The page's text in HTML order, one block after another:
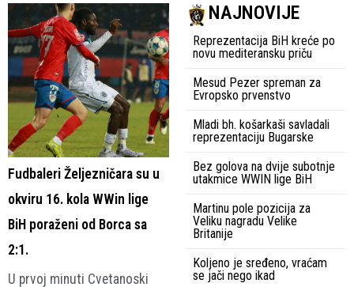
Fudbaleri Željezničara su u
okviru 16. kola WWin lige
BiH poraženi od Borca sa
2:1.
U prvoj minuti Cvetanoski
NAJNOVIJE
Reprezentacija BiH kreće po
novu mediteransku priču
Mesud Pezer spreman za
Evropsko prvenstvo
Mladi bh. košarkaši savladali
reprezentaciju Bugarske
Bez golova na dvije subotnje
utakmice WWIN lige BiH
Martinu pole pozicija za
Veliku nagradu Velike
Britanije
Koljeno je sređeno, vraćam
se jači nego ikad